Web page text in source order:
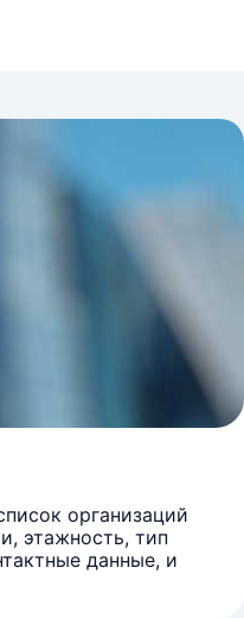
организаций
этажность, тип
данные, и